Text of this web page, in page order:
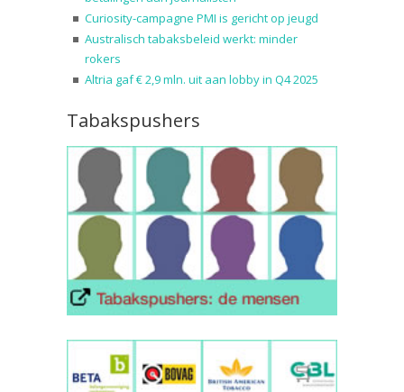
Curiosity-campagne PMI is gericht op jeugd
Australisch tabaksbeleid werkt: minder
rokers
Altria gaf € 2,9 mln. uit aan lobby in Q4 2025
Tabakspushers